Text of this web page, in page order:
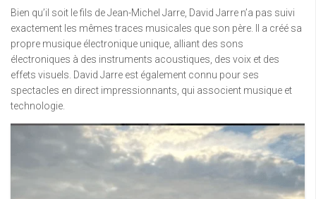
Bien qu’il soit le fils de Jean-Michel Jarre, David Jarre n’a pas suivi
exactement les mêmes traces musicales que son père. Il a créé sa
propre musique électronique unique, alliant des sons
électroniques à des instruments acoustiques, des voix et des
effets visuels. David Jarre est également connu pour ses
spectacles en direct impressionnants, qui associent musique et
technologie.